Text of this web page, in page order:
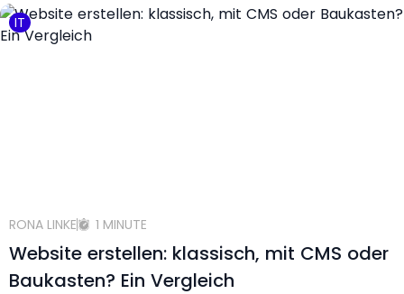
IT
RONA LINKE 1 MINUTE
Website erstellen: klassisch, mit CMS oder
Baukasten? Ein Vergleich